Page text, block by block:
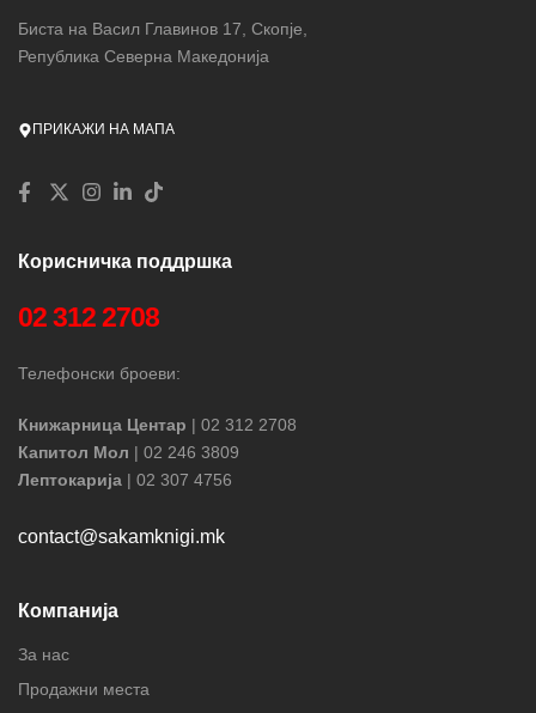
Биста на Васил Главинов 17, Скопје,
Република Северна Македонија
ПРИКАЖИ НА МАПА
Корисничка поддршка
02 312 2708
Телефонски броеви:
Книжарница Центар | 02 312 2708
Капитол Мол | 02 246 3809
Лептокарија | 02 307 4756
contact@sakamknigi.mk
Компанија
За нас
Продажни места